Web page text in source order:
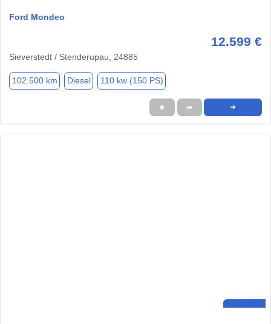
Ford Mondeo
12.599 €
Sieverstedt / Stenderupau, 24885
102.500 km Diesel 110 kw (150 PS)
★ ➦ ➜